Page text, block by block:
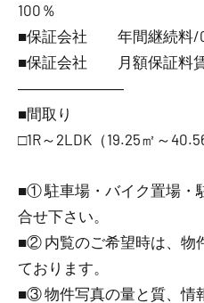
100％
■保証会社 年間継続料/
■保証会社 月額保証料賃
―――――――
■間取り
□1R～2LDK（19.25㎡～
■① 駐車場・バイク置場・
合せ下さい。
■② 内覧のご希望時は、物
ております。
■③ 物件写真の量と質、情